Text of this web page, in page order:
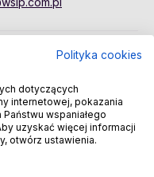
krokiPolityka cookies
dotyczących
internetowej, pokazania
wspaniałego
uzyskać więcej informacji
otwórz ustawienia.